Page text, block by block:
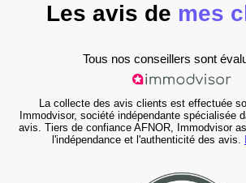
Les avis de mes
Tous nos conseillers sont
La collecte des avis clients est effectuée
Immodvisor, société indépendante spécialisée
avis. Tiers de confiance AFNOR, Immodvisor
l'indépendance et l'authenticité des avis.